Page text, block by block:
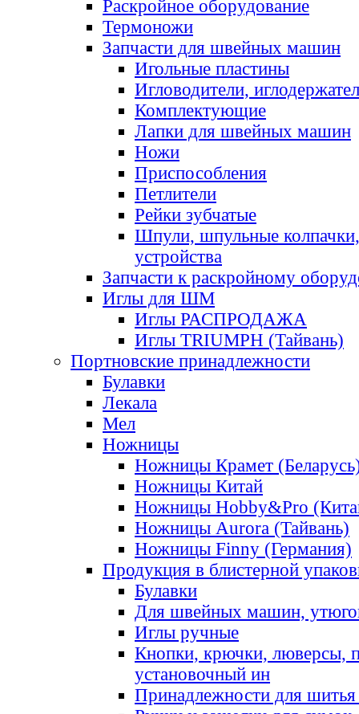
Раскройное оборудование
Термоножи
Запчасти для швейных машин
Игольные пластины
Игловодители,
Комплектующие
Лапки для швейных машин
Ножи
Приспособления
Петлители
Рейки зубчатые
Шпули, шпульные
устройства
Запчасти к раскройному
Иглы для ШМ
Иглы РАСПРОДАЖА
Иглы TRIUMPH (Тайвань)
Портновские принадлежности
Булавки
Лекала
Мел
Ножницы
Ножницы Крамет
Ножницы Китай
Ножницы Hobby&Pro
Ножницы Aurora (Тайвань)
Ножницы Finny (Германия)
Продукция в блистерной
Булавки
Для швейных машин,
Иглы ручные
Кнопки, крючки, люверсы,
установочный ин
Принадлежности для шитья